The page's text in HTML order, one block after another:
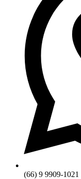
(66) 9 9909-1021